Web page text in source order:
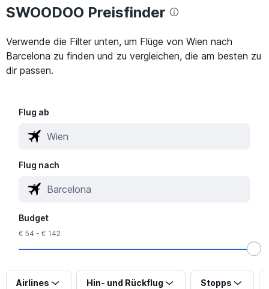
SWOODOO Preisfinder
Verwende die Filter unten, um Flüge von Wien nach
Barcelona zu finden und zu vergleichen, die am besten zu
dir passen.
Flug ab
Flug nach
Budget
€ 54 - € 142
Airlines Hin- und Rückflug Stopps